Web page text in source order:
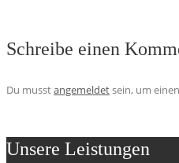
Schreibe einen
Du musstangemeldetsein, um
Unsere Leistungen